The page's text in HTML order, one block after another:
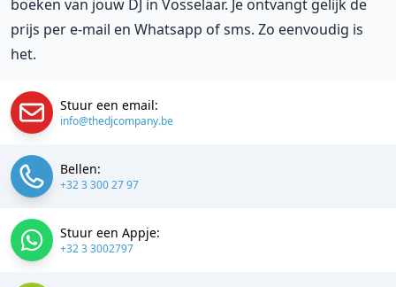
boeken van jouw DJ in Vosselaar. Je ontvangt gelijk de
prijs per e-mail en Whatsapp of sms. Zo eenvoudig is
het.
Stuur een email:
info@thedjcompany.be
Bellen:
+32 3 300 27 97
Stuur een Appje:
+32 3 3002797